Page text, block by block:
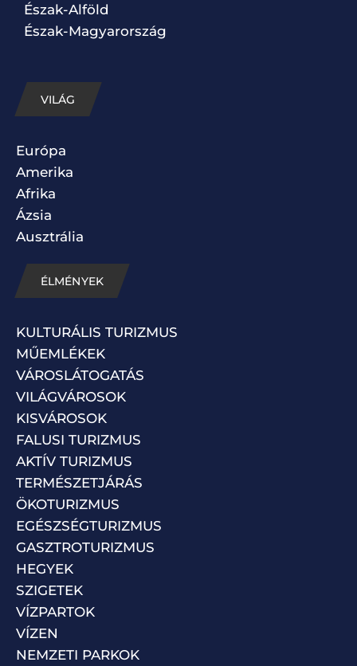
Észak-Alföld
Észak-Magyarország
VILÁG
Európa
Amerika
Afrika
Ázsia
Ausztrália
ÉLMÉNYEK
KULTURÁLIS TURIZMUS
MŰEMLÉKEK
VÁROSLÁTOGATÁS
VILÁGVÁROSOK
KISVÁROSOK
FALUSI TURIZMUS
AKTÍV TURIZMUS
TERMÉSZETJÁRÁS
ÖKOTURIZMUS
EGÉSZSÉGTURIZMUS
GASZTROTURIZMUS
HEGYEK
SZIGETEK
VÍZPARTOK
VÍZEN
NEMZETI PARKOK